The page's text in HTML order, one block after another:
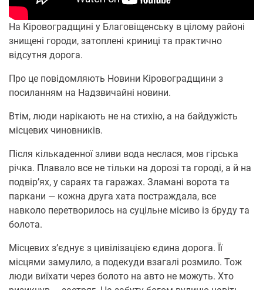
На Кіровоградщині у Благовіщенську в цілому районі
знищені городи, затоплені криниці та практично
відсутня дорога.
Про це повідомляють Новини Кіровоградщини з
посиланням на Надзвичайні новини.
Втім, люди нарікають не на стихію, а на байдужість
місцевих чиновників.
Після кількаденної зливи вода неслася, мов гірська
річка. Плавало все не тільки на дорозі та городі, а й на
подвір’ях, у сараях та гаражах. Зламані ворота та
паркани — кожна друга хата постраждала, все
навколо перетворилось на суцільне місиво із бруду та
болота.
Місцевих з’єднує з цивілізацією єдина дорога. Її
місцями замулило, а подекуди взагалі розмило. Тож
люди виїхати через болото на авто не можуть. Хто